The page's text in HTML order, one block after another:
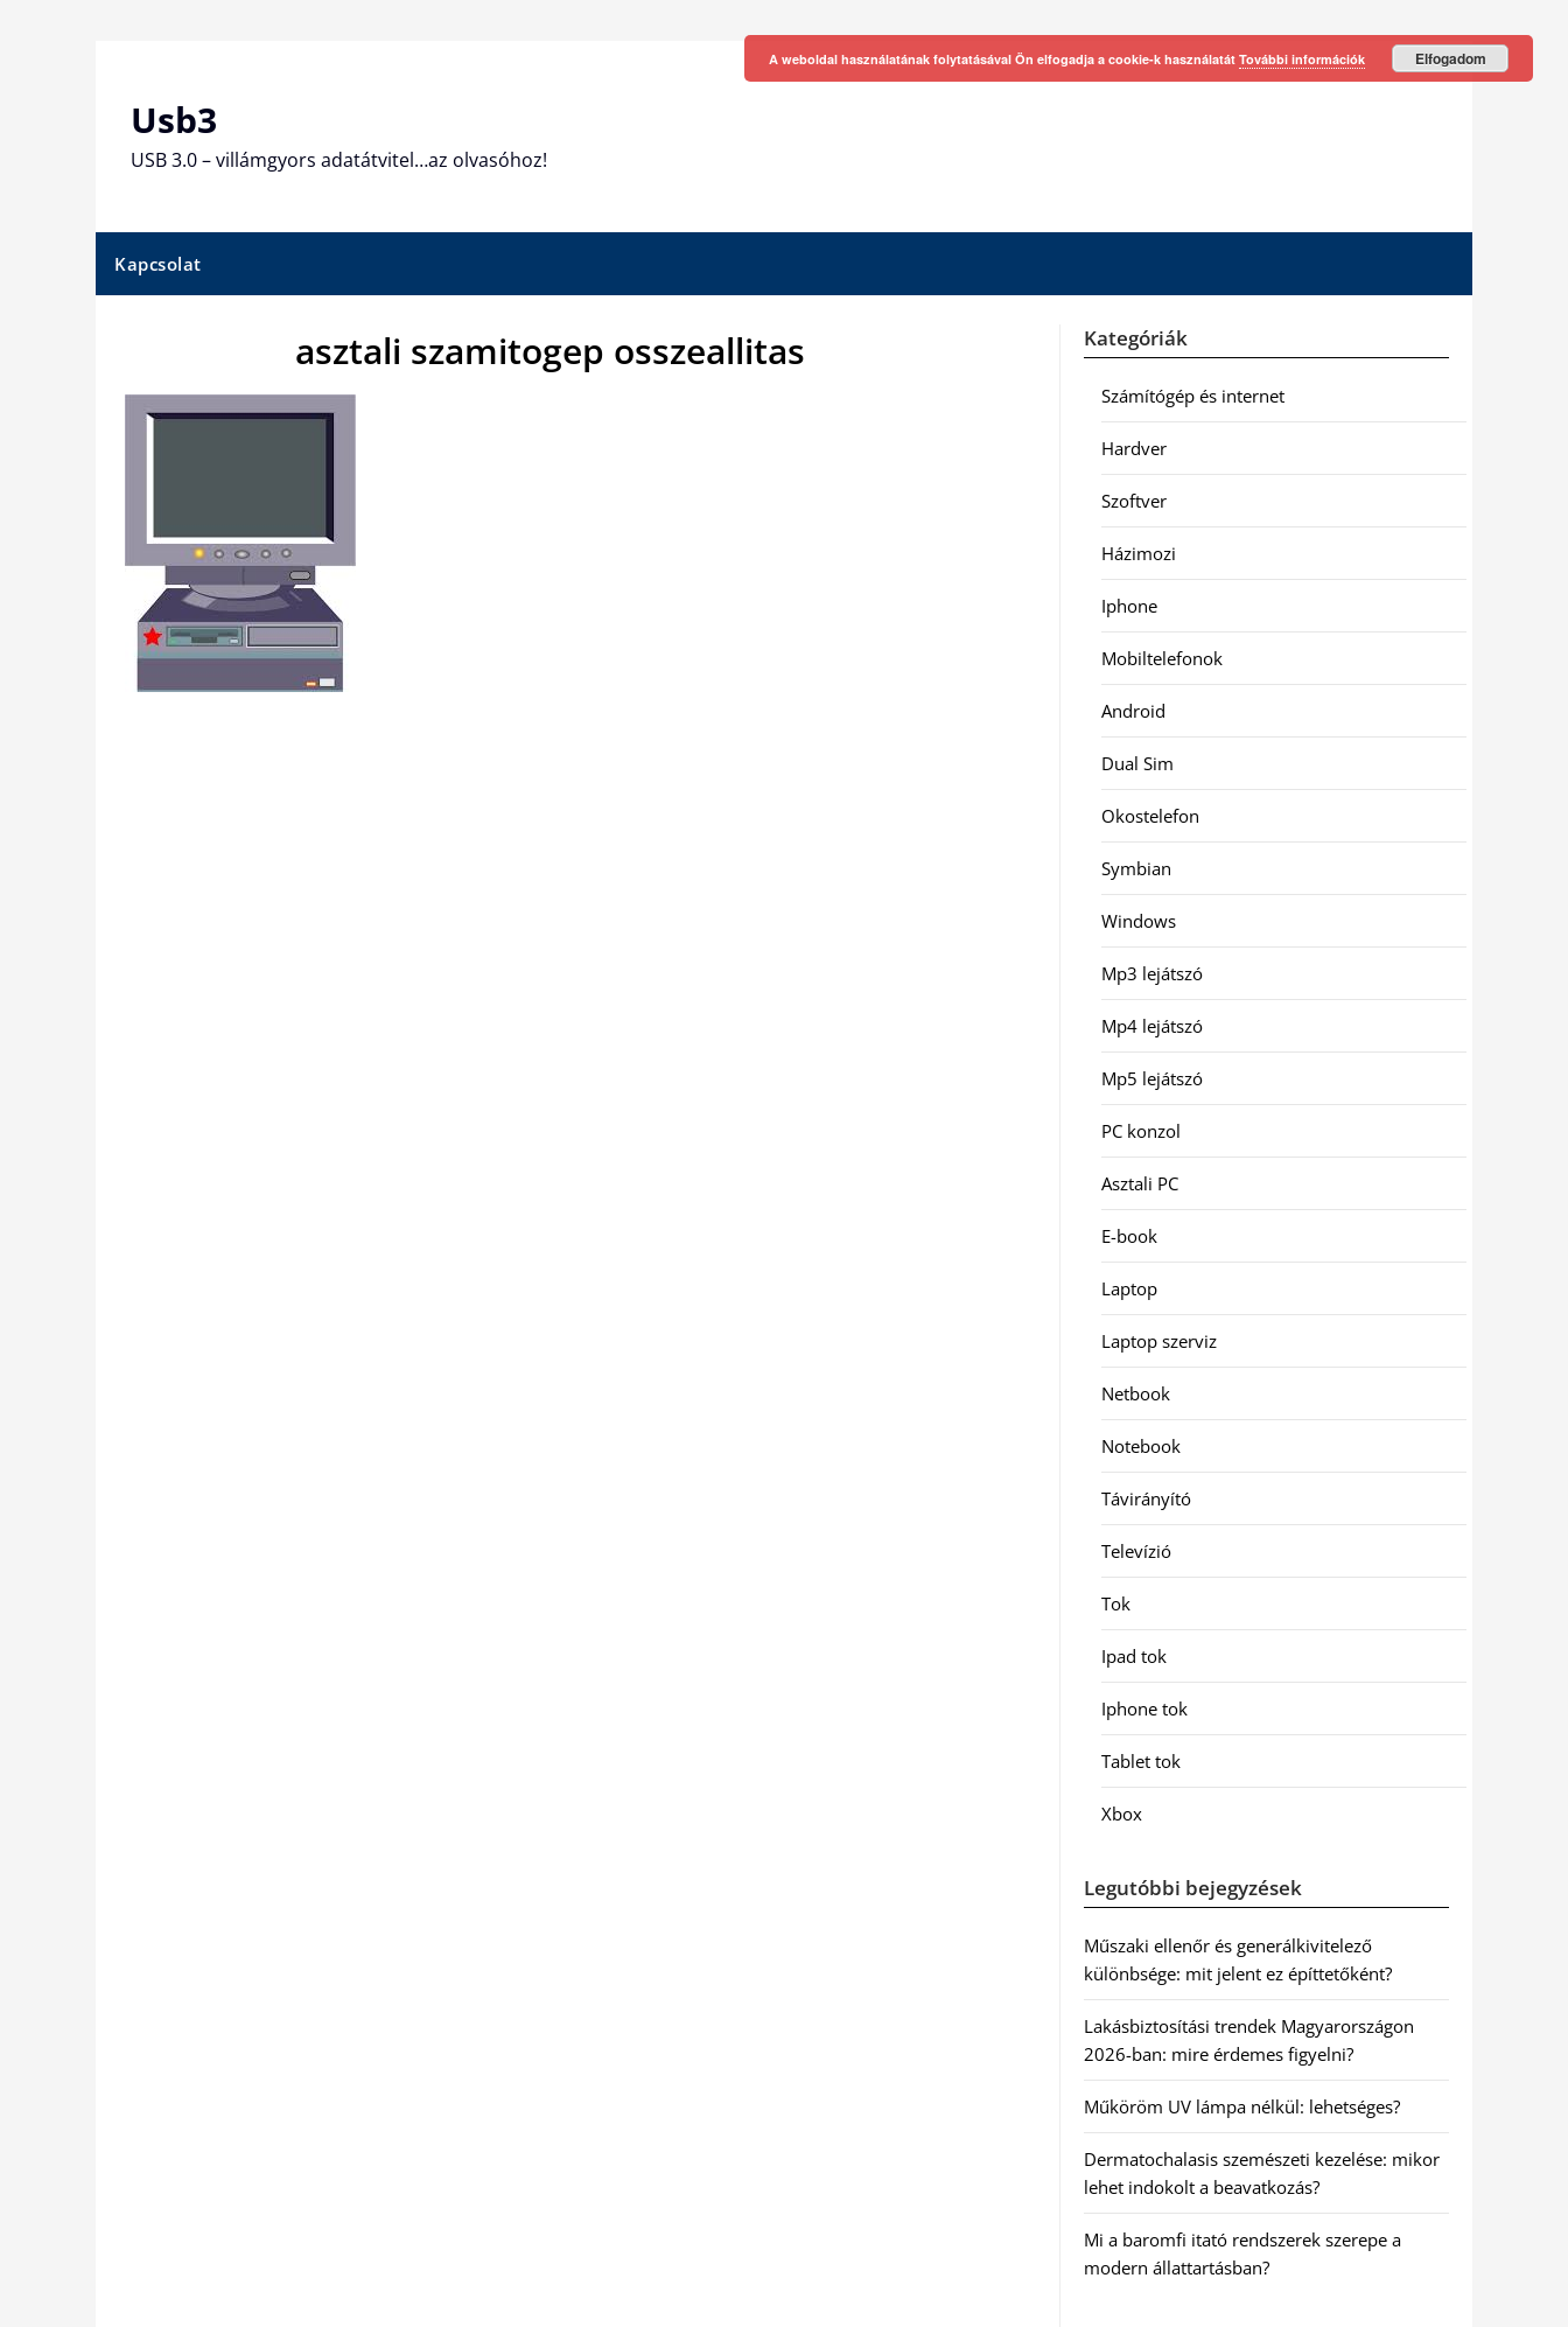
Usb3
USB 3.0 – villámgyors adatátvitel…az olvasóhoz!
Kapcsolat
asztali szamitogep osszeallitas Kategóriák
Számítógép és internet
Hardver
Szoftver
Házimozi
Iphone
Mobiltelefonok
Android
Dual Sim
Okostelefon
Symbian
Windows
Mp3 lejátszó
Mp4 lejátszó
Mp5 lejátszó
PC konzol
Asztali PC
E-book
Laptop
Laptop szerviz
Netbook
Notebook
Távirányító
Televízió
Tok
Ipad tok
Iphone tok
Tablet tok
Xbox
Legutóbbi bejegyzések
Műszaki ellenőr és generálkivitelező
különbsége: mit jelent ez építtetőként?
Lakásbiztosítási trendek Magyarországon
2026-ban: mire érdemes figyelni?
Műköröm UV lámpa nélkül: lehetséges?
Dermatochalasis szemészeti kezelése: mikor
lehet indokolt a beavatkozás?
Mi a baromfi itató rendszerek szerepe a
modern állattartásban?
A weboldal használatának folytatásával Ön elfogadja a cookie-k használatát További információk Elfogadom